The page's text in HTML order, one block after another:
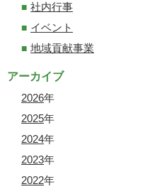
社内行事
イベント
地域貢献事業
アーカイブ
2026年
2025年
2024年
2023年
2022年